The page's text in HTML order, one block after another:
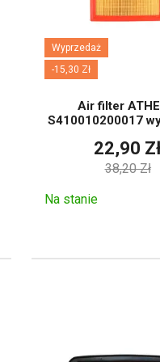
Często
motocyklowych
Skorzystaj z filtra według
porównaj dane techniczne
Zależy to od jego
Wyprzedaż
-15,30 Zł
Air filter
S410010200017
22,90
38,20 Zł
Na stanie